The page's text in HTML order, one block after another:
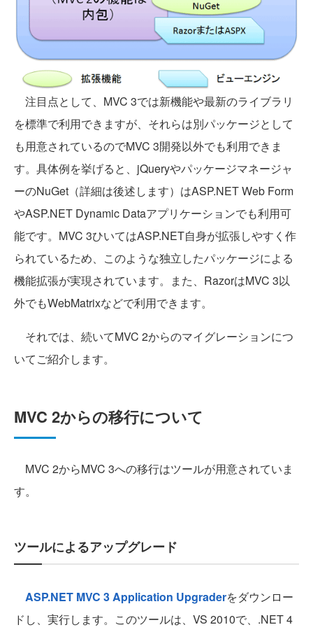
注目点として、MVC 3では新機能や最新のライブラリ
を標準で利用できますが、それらは別パッケージとして
も用意されているのでMVC 3開発以外でも利用できま
す。具体例を挙げると、jQueryやパッケージマネージャ
ーのNuGet（詳細は後述します）はASP.NET Web Form
やASP.NET Dynamic Dataアプリケーションでも利用可
能です。MVC 3ひいてはASP.NET自身が拡張しやすく作
られているため、このような独立したパッケージによる
機能拡張が実現されています。また、RazorはMVC 3以
外でもWebMatrixなどで利用できます。
それでは、続いてMVC 2からのマイグレーションにつ
いてご紹介します。
MVC 2からの移行について
MVC 2からMVC 3への移行はツールが用意されていま
す。
ツールによるアップグレード
ASP.NET MVC 3 Application Upgraderをダウンロー
ドし、実行します。このツールは、VS 2010で、.NET 4